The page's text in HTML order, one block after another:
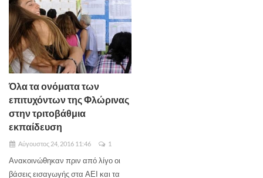
Όλα τα ονόματα των
επιτυχόντων της Φλώρινας
στην τριτοβάθμια
εκπαίδευση
Αύγουστος 24, 2016 11:46 1
Ανακοινώθηκαν πριν από λίγο οι
βάσεις εισαγωγής στα ΑΕΙ και τα